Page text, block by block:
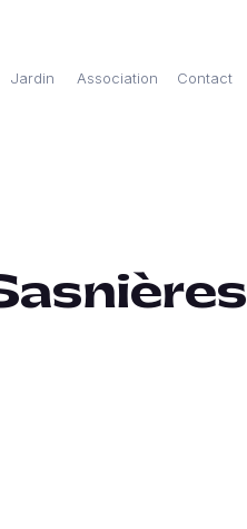
Jardin Association Contact